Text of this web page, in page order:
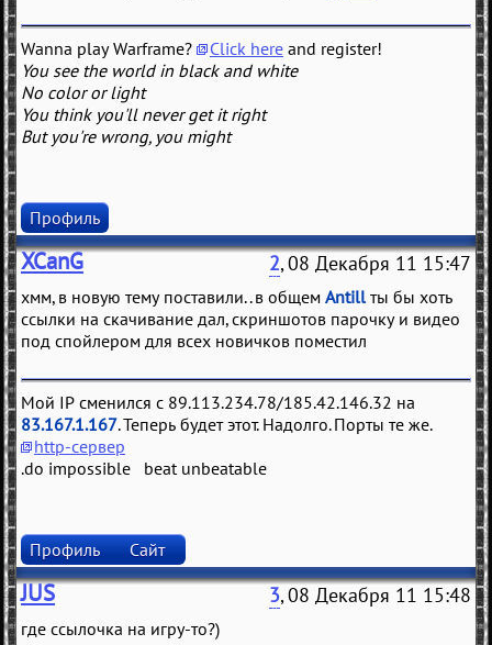
Wanna play Warframe? Click here and register!
You see the world in black and white
No color or light
You think you'll never get it right
But you're wrong, you might
Профиль
XCanG 2, 08 Декабря 11 15:47
хмм, в новую тему поставили.. в общем Antillты бы хоть
ссылки на скачивание дал, скриншотов парочку и видео
под спойлером для всех новичков поместил
Мой IP сменился с 89.113.234.78/185.42.146.32 на
83.167.1.167. Теперь будет этот. Надолго. Порты те же.
http-сервер
.do impossible beat unbeatable
Профиль Сайт
JUS 3, 08 Декабря 11 15:48
где ссылочка на игру-то?)